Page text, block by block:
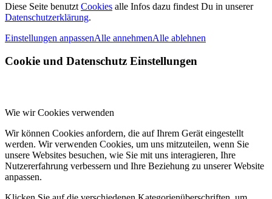
Diese Seite benutzt Cookies alle Infos dazu findest Du in unserer
Datenschutzerklärung.
Einstellungen anpassenAlle annehmenAlle ablehnen
Cookie und Datenschutz Einstellungen
Wie wir Cookies verwenden
Wir können Cookies anfordern, die auf Ihrem Gerät eingestellt
werden. Wir verwenden Cookies, um uns mitzuteilen, wenn Sie
unsere Websites besuchen, wie Sie mit uns interagieren, Ihre
Nutzererfahrung verbessern und Ihre Beziehung zu unserer Website
anpassen.